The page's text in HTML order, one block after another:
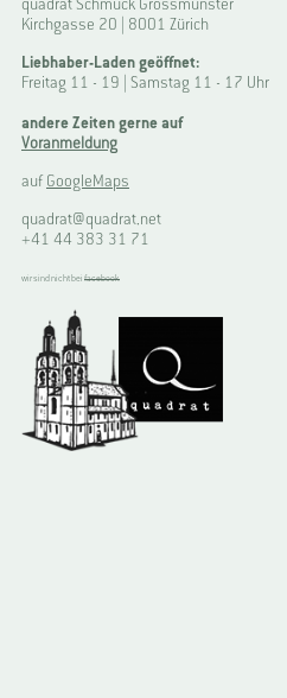
quadrat Schmuck Grossmünster
Kirchgasse 20 | 8001 Zürich
Liebhaber-Laden geöffnet:
Freitag 11 - 19 | Samstag 11 - 17 Uhr
andere Zeiten gerne auf
Voranmeldung
auf GoogleMaps
quadrat@quadrat.net
+41 44 383 31 71
wir sind nicht bei facebook